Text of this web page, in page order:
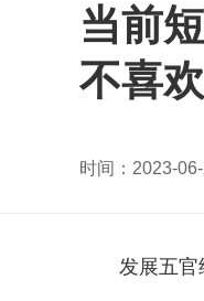
当前
不喜欢
时间：2023-
发展五官